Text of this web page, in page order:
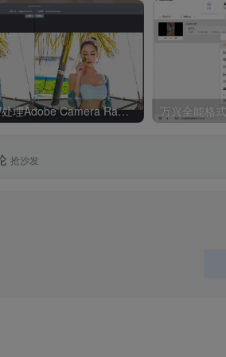
RAW处理Adobe Camera Raw v18.5.0中文版
抢沙发